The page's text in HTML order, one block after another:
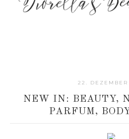
22. DEZEMBER
NEW IN: BEAUTY,
PARFUM,